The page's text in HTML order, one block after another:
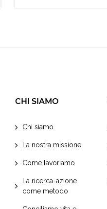
CHI SIAMO
Chi siamo
La nostra missione
Come lavoriamo
La ricerca-azione
come metodo